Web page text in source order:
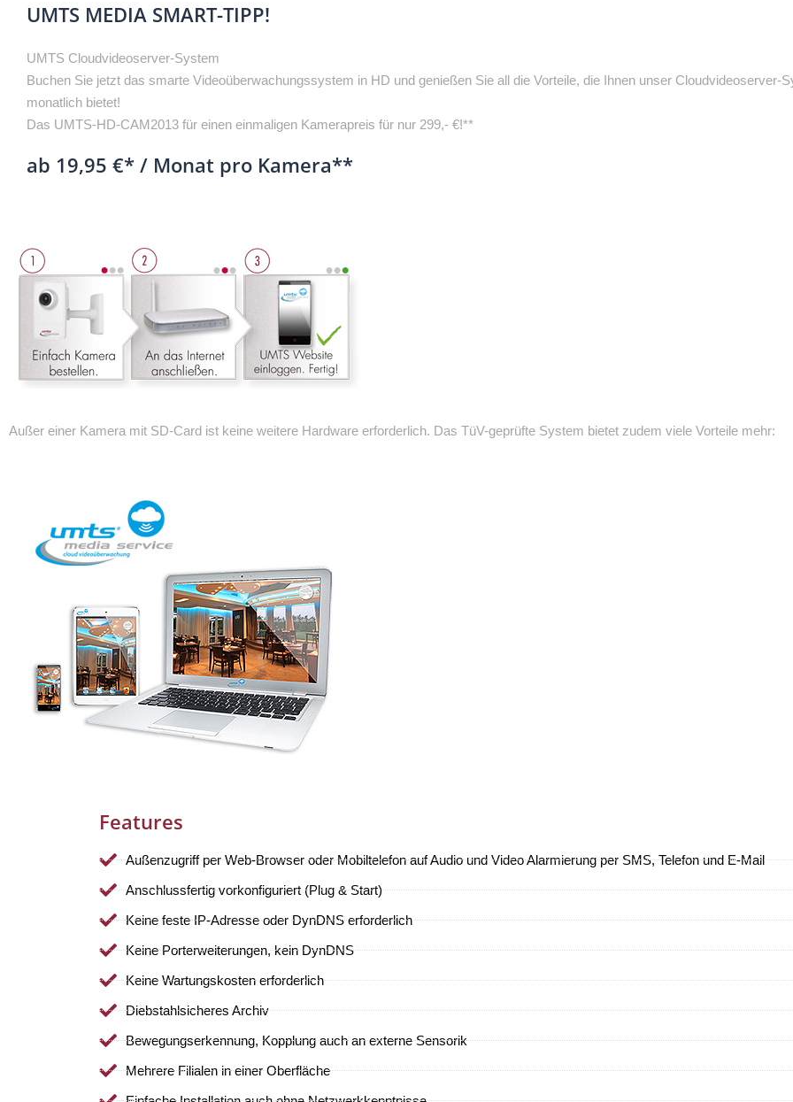
UMTS MEDIA SMART-TIPP!
UMTS Cloudvideoserver-System
Buchen Sie jetzt das smarte Videoüberwachungssystem in HD und genießen Sie all die Vorteile, die Ihnen unser Cloudvideoserver-
monatlich bietet!
Das UMTS-HD-CAM2013 für einen einmaligen Kamerapreis für nur 299,- €!**
ab 19,95 €* / Monat pro Kamera**
Außer einer Kamera mit SD-Card ist keine weitere Hardware erforderlich. Das TüV-geprüfte System bietet zudem viele Vorteile mehr:
Features
Außenzugriff per Web-Browser oder Mobiltelefon auf Audio und Video Alarmierung per SMS, Telefon und E-Mail
Anschlussfertig vorkonfiguriert (Plug & Start)
Keine feste IP-Adresse oder DynDNS erforderlich
Keine Porterweiterungen, kein DynDNS
Keine Wartungskosten erforderlich
Diebstahlsicheres Archiv
Bewegungserkennung, Kopplung auch an externe Sensorik
Mehrere Filialen in einer Oberfläche